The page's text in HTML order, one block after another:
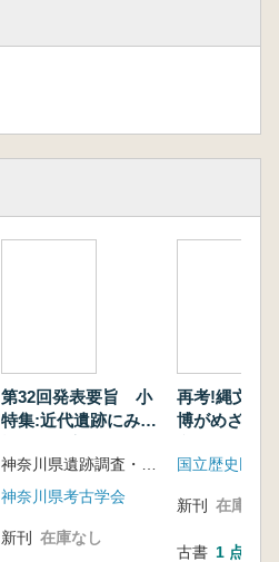
第32回発表要旨 小
特集:近代遺跡にみる
神奈川県考古学会
新刊 在庫なし
再考!縄文と
博がめざす
集
国立歴史民俗
新刊 在庫なし
古書 1 点